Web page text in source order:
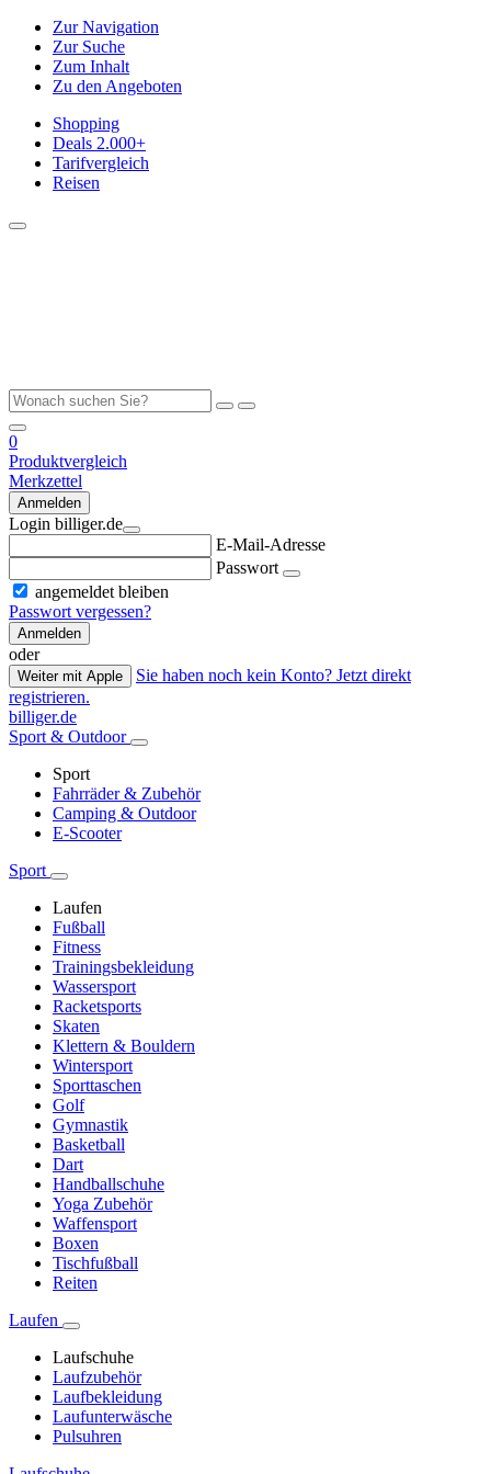
Zur Navigation
Zur Suche
Zum Inhalt
Zu den Angeboten
Shopping
Deals 2.000+
Tarifvergleich
Reisen
0
Produktvergleich
Merkzettel
Anmelden
Login billiger.de
E-Mail-Adresse
Passwort
angemeldet bleiben
Passwort vergessen?
Anmelden
oder
Weiter mit Apple
Sie haben noch kein Konto? Jetzt direkt
registrieren.
billiger.de
Sport & Outdoor
Sport
Fahrräder & Zubehör
Camping & Outdoor
E-Scooter
Sport
Laufen
Fußball
Fitness
Trainingsbekleidung
Wassersport
Racketsports
Skaten
Klettern & Bouldern
Wintersport
Sporttaschen
Golf
Gymnastik
Basketball
Dart
Handballschuhe
Yoga Zubehör
Waffensport
Boxen
Tischfußball
Reiten
Laufen
Laufschuhe
Laufzubehör
Laufbekleidung
Laufunterwäsche
Pulsuhren